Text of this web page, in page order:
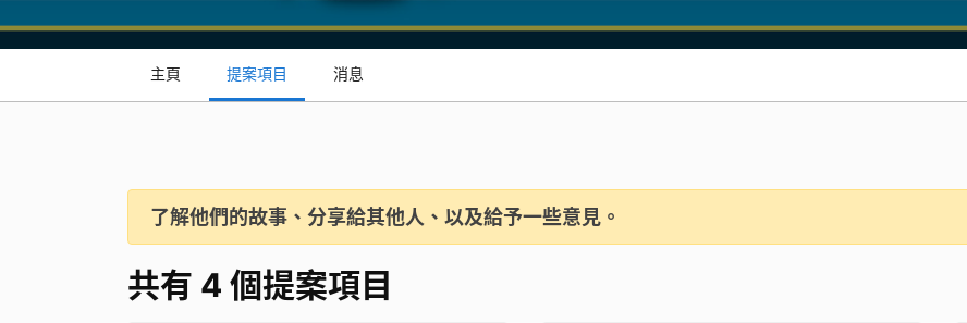
主頁 提案項目 消息
了解他們的故事、分享給其他人、以及給予一些意見。
共有 4 個提案項目